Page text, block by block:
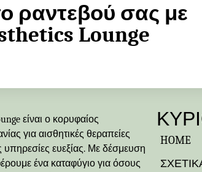
ραντεβού σας με
Lounge
είναι ο κορυφαίος
για αισθητικές θεραπείες
υπηρεσίες ευεξίας. Με δέσμευση
ένα καταφύγιο για όσους
HOME